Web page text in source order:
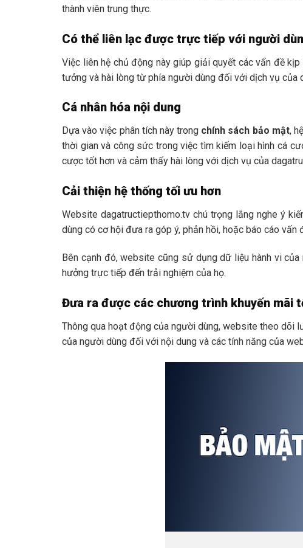
thành viên trung thực.
Có thể liên lạc được trực tiếp với người
Việc liên hệ chủ động này giúp giải quyết các vấn đề
tưởng và hài lòng từ phía người dùng đối với dịch vụ của
Cá nhân hóa nội dung
Dựa vào việc phân tích này trong chính sách bảo mật,
thời gian và công sức trong việc tìm kiếm loại hình cá
cược tốt hơn và cảm thấy hài lòng với dịch vụ của
Cải thiện hệ thống tối ưu hơn
Website dagatructiepthomo.tv chú trọng lắng nghe ý
dùng có cơ hội đưa ra góp ý, phản hồi, hoặc báo cáo vấn
Bên cạnh đó, website cũng sử dụng dữ liệu hành vi
hưởng trực tiếp đến trải nghiệm của họ.
Đưa ra được các chương trình khuyến mãi
Thông qua hoạt động của người dùng, website theo dõi
của người dùng đối với nội dung và các tính năng của